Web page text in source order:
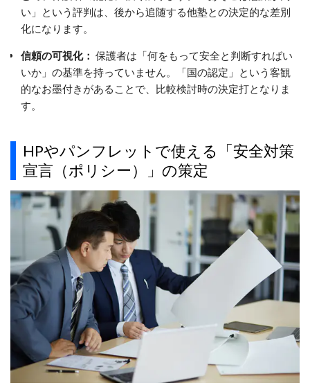
い」という評判は、後から追随する他塾との決定的な差別
化になります。
信頼の可視化： 保護者は「何をもって安全と判断すればい
いか」の基準を持っていません。「国の認定」という客観
的なお墨付きがあることで、比較検討時の決定打となりま
す。
HPやパンフレットで使える「安全対策
宣言（ポリシー）」の策定